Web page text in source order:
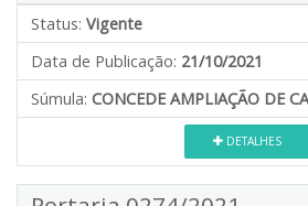
Status: Vigente
Data de Publicação: 21/10/2021
Súmula: CONCEDE AMPLIAÇÃO DE
DETALHES